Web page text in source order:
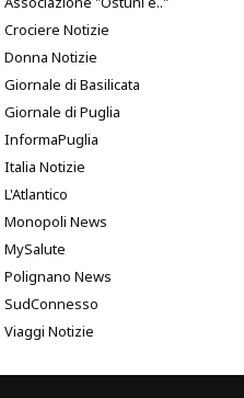
Crociere Notizie
Donna Notizie
Giornale di Basilicata
Giornale di Puglia
InformaPuglia
Italia Notizie
L'Atlantico
Monopoli News
MySalute
Polignano News
SudConnesso
Viaggi Notizie